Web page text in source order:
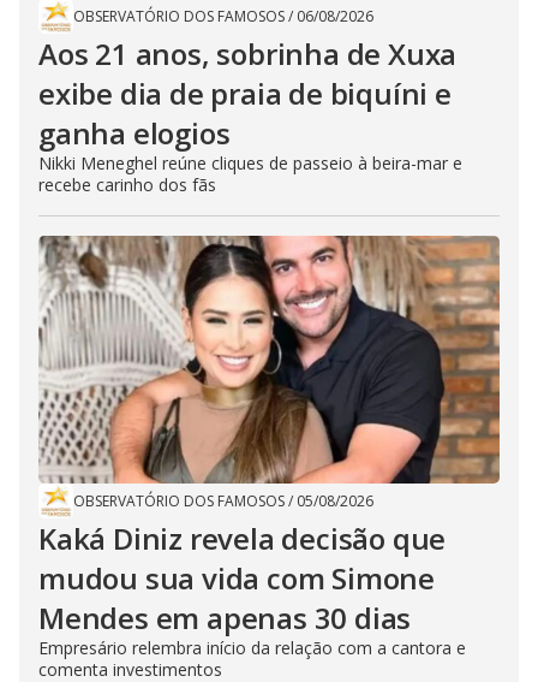
OBSERVATÓRIO DOS FAMOSOS/ 06/08/2026
Aos 21 anos, sobrinha de Xuxa
exibe dia de praia de biquíni e
ganha elogios
Nikki Meneghel reúne cliques de passeio à beira-mar e
recebe carinho dos fãs
OBSERVATÓRIO DOS FAMOSOS/ 05/08/2026
Kaká Diniz revela decisão que
mudou sua vida com Simone
Mendes em apenas 30 dias
Empresário relembra início da relação com a cantora e
comenta investimentos